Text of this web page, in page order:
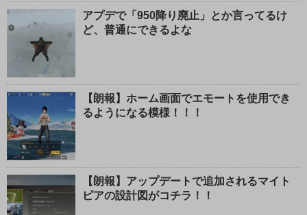
アプデで「950降り廃止」とか言ってるけ
ど、普通にできるよな
【朗報】ホーム画面でエモートを使用でき
るようになる模様！！！
【朗報】アップデートで追加されるマイト
ピアの設計図がコチラ！！